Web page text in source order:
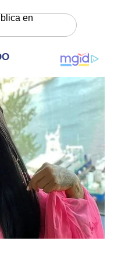
en